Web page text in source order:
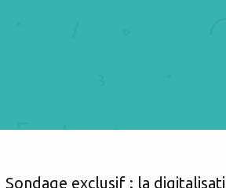
Sondage exclusif : la